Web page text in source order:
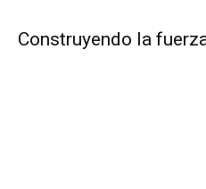
Construyendo la